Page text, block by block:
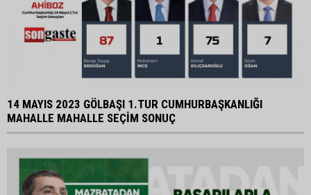
14 MAYIS 2023 GÖLBAŞI 1.TUR CUMHURBAŞKANLIĞI
MAHALLE MAHALLE SEÇİM SONUÇ